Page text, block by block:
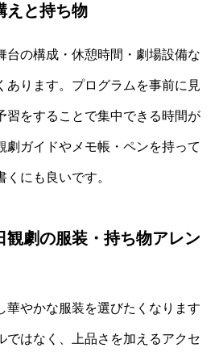
えと持ち物
台の構成・休憩時間・劇場設備な
あります。プログラムを事前に見
習をすることで集中できる時間が
劇ガイドやメモ帳・ペンを持って
にも良いです。
観劇の服装・持ち物アレン
華やかな服装を選びたくなります
ではなく、上品さを加えるアクセ